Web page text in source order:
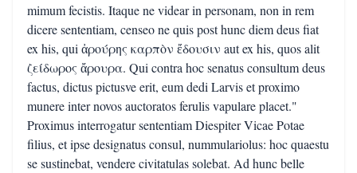
mimum fecistis. Itaque ne videar in personam, non in rem
dicere sententiam, censeo ne quis post hunc diem deus fiat
ex his, qui ἀρούρης καρπὸν ἔδουσιν aut ex his, quos alit
ζείδωρος ἄρουρα. Qui contra hoc senatus consultum deus
factus, dictus pictusve erit, eum dedi Larvis et proximo
munere inter novos auctoratos ferulis vapulare placet."
Proximus interrogatur sententiam Diespiter Vicae Potae
filius, et ipse designatus consul, nummulariolus: hoc quaestu
se sustinebat, vendere civitatulas solebat. Ad hunc belle